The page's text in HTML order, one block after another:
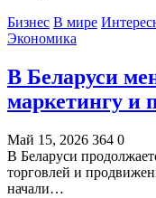
Бизнес В мире
Экономика
В Беларуси
маркетингу и
Май 15, 2026 364 0
В Беларуси
торговлей и
начали…